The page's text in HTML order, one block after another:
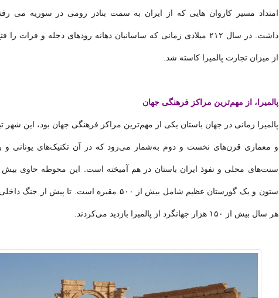
امتداد مسیر کاروان هایی که از ایران به سمت بنادر رومی در سوریه می
داشت. در سال ۲۱۲ میلادی زمانی که ساسانیان دهانه رودهای دجله و فرات را
از میزان تجارت پالمیرا کاسته شد.
پالمیرا، از مهم‌ترین مراکز فرهنگی جهان
پالمیرا زمانی در جهان باستان یکی از مهم‌ترین مراکز فرهنگی جهان بود، این شهر
و معماری قرن‌های نخست و دوم به‌شمار می‌رود که در آن تکنیک‌های یونانی و
سنت‌های محلی و نفوذ ایران باستان در هم آمیخته است. این محوطه حاوی بیش
ستون و یک گورستان عظیم شامل بیش از ۵۰۰ مقبره است. تا پیش از
هر سال بیش از ۱۵۰ هزار جهانگرد از پالمیرا بازدید می‌کردند.